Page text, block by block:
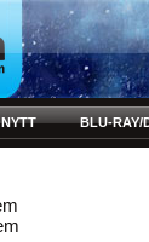
BLU-RAY/